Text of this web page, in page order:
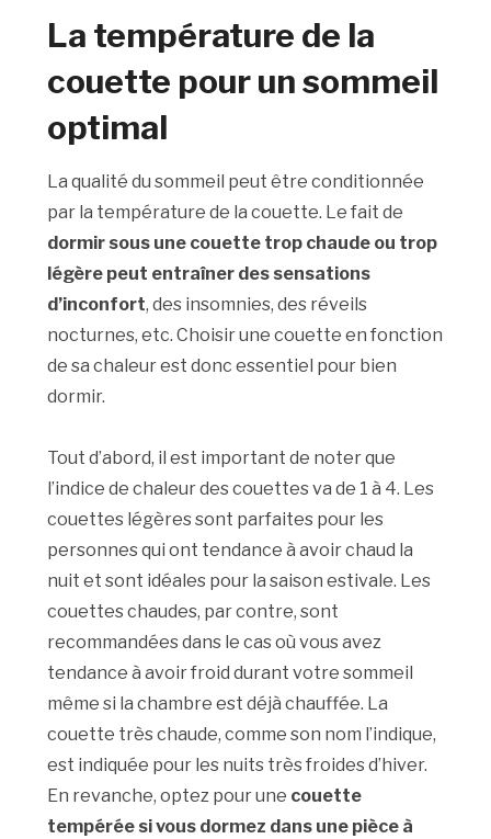
La température de la
couette pour un sommeil
optimal
La qualité du sommeil peut être conditionnée
par la température de la couette. Le fait de
dormir sous une couette trop chaude ou trop
légère peut entraîner des sensations
d’inconfort, des insomnies, des réveils
nocturnes, etc. Choisir une couette en fonction
de sa chaleur est donc essentiel pour bien
dormir.
Tout d’abord, il est important de noter que
l’indice de chaleur des couettes va de 1 à 4. Les
couettes légères sont parfaites pour les
personnes qui ont tendance à avoir chaud la
nuit et sont idéales pour la saison estivale. Les
couettes chaudes, par contre, sont
recommandées dans le cas où vous avez
tendance à avoir froid durant votre sommeil
même si la chambre est déjà chauffée. La
couette très chaude, comme son nom l’indique,
est indiquée pour les nuits très froides d’hiver.
En revanche, optez pour une couette
tempérée si vous dormez dans une pièce à